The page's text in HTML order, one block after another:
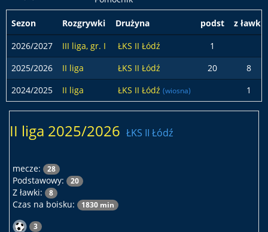
Sezon Rozgrywki Drużyna podst
z ławki
2026/2027
III liga, gr. I ŁKS II Łódź
1
2025/2026
II liga ŁKS II Łódź 20
8
2024/2025
II liga ŁKS II Łódź (wiosna) 1
II liga 2025/2026 ŁKS II Łódź
mecze: 28
Podstawowy: 20
Z ławki: 8
Czas na boisku: 1830 min
3